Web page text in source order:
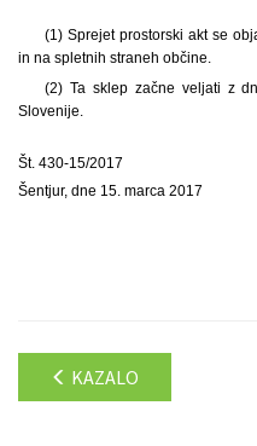
(1) Sprejet prostorski akt se
in na spletnih straneh občine.
(2) Ta sklep začne veljati z
Slovenije.
Št. 430-15/2017
Šentjur, dne 15. marca 2017
KAZALO